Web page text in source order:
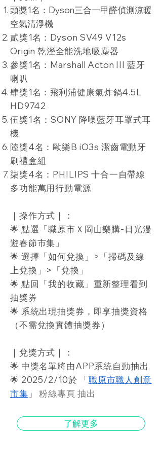
頭獎1名：Dyson三合一甲醛偵測涼暖
空氣清淨機
​貳獎1名 ：Dyson SV49 V12s
Origin 乾溼全能洗地吸塵器
參獎1名 ：Marshall Acton III 藍牙
喇叭
肆獎1名 ：飛利浦健康氣炸鍋4.5L
HD9742
伍獎1名：SONY 降噪藍牙耳罩式耳
機
陸獎4名：歐樂B iO3s 潔齒電動牙
刷禮盒組
柒獎4名：PHILIPS 十合一自帶線
多功能萬用行動電源
｜操作方式｜：
🌟 點選「職原市Ｘ岡山樂購-日光漫
遊春節市集」
🌟 選擇「如何兌換」>「掃碼及線
上兌換」>「兌換」
🌟 點回「我的收藏」重新整理看到
抽獎券
🌟 系統出現抽獎券，即享抽獎資格
（不需兌換實體抽獎券）
｜兌獎方式｜：
🌟 中獎名單將由APP系統自動抽出
🌟 2025/2/10於 「職原市職人創意
市集 」 粉絲專頁 抽出
了解更多